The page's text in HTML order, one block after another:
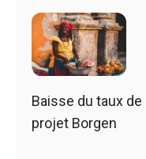
Baisse du taux
projet Borgen